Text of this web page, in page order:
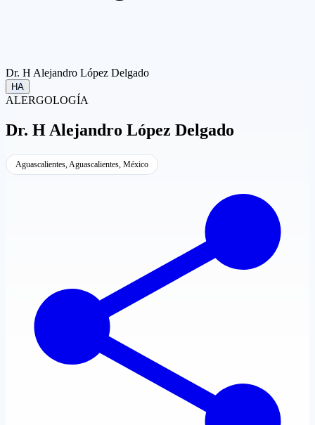
Dr. H Alejandro López Delgado
HA
ALERGOLOGÍA
Dr. H Alejandro López Delgado
Aguascalientes, Aguascalientes, México